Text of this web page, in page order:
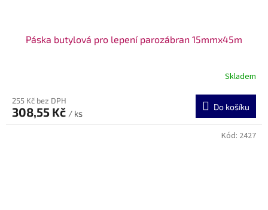
Páska butylová pro lepení parozábran 15mmx45m
Skladem
255 Kč bez DPH
308,55 Kč / ks
Do košíku
Kód: 2427